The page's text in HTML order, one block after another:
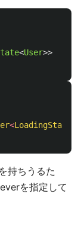
<User>>
<LoadingState
持ちうるた
を指定して